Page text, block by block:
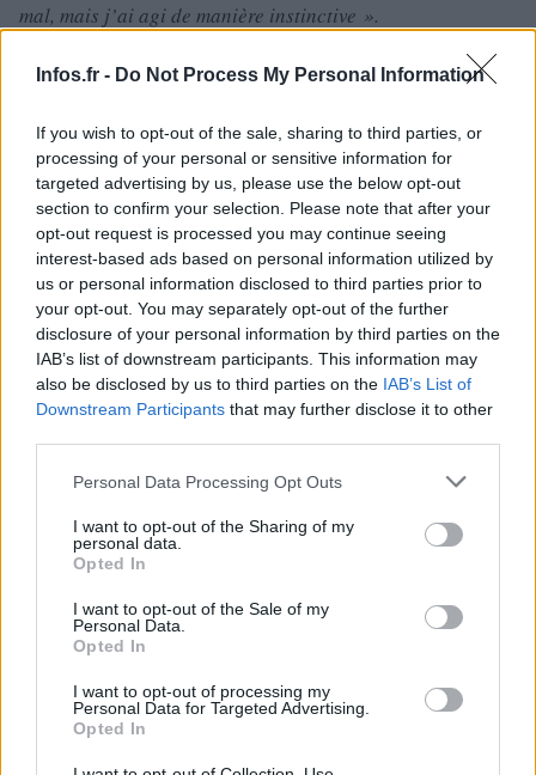
Infos.fr - Do Not Process My Personal Information
If you wish to opt-out of the sale, sharing to third parties, or
processing of your personal or sensitive information for
targeted advertising by us, please use the below opt-out
section to confirm your selection. Please note that after your
opt-out request is processed you may continue seeing
interest-based ads based on personal information utilized by
us or personal information disclosed to third parties prior to
your opt-out. You may separately opt-out of the further
disclosure of your personal information by third parties on the
IAB’s list of downstream participants. This information may
also be disclosed by us to third parties on the IAB’s List of
Downstream Participants that may further disclose it to other
Please note that this website/app uses one or more Google
not limited to your visit or usage behaviour. You may click to
grant or deny consent to Google and its third-party tags to
use your data for below specified purposes in below Google
consent section.
Personal Data Processing Opt Outs
I want to opt-out of the Sharing of my
personal data.
Opted In
I want to opt-out of the Sale of my
Personal Data.
Opted In
I want to opt-out of processing my
Personal Data for Targeted Advertising.
Opted In
mal, mais j’ai agi de manière instinctive ».
Le Norvégien assistera à son procès, qui durera deux
AUTEUR